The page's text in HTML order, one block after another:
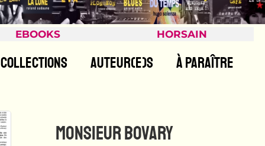
EBOOKS HORSAIN
COLLECTIONS AUTEUR(E)S À PARAÎTRE
MONSIEUR BOVARY